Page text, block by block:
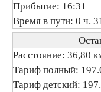
Прибытие: 16:31
Время в пути: 0 ч.
Расстояние: 36,80
Тариф полный:
Тариф детский: